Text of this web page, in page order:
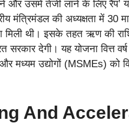
और उसमें तेजी लाने के लिए
मंत्रिमंडल की अध्यक्षता में 30
मिली थी। इसके तहत ऋण की
देगी। यह योजना वित्त
मध्यम उद्योगों (MSMEs)
And